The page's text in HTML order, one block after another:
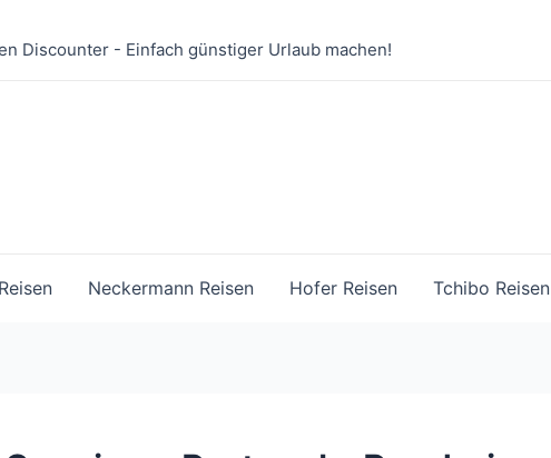
Discounter - Einfach günstiger Urlaub machen!
Neckermann Reisen Hofer Reisen Tchibo Reisen